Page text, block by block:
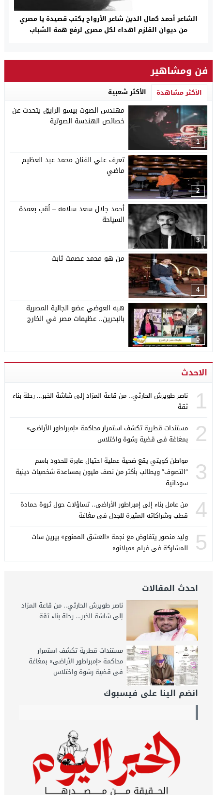
الشاعر أحمد كمال الدين شاعر الأرواح يكتب قصيدة يا مصري
من ديوان القلزم اهداء لكل مصرى لرفع همة الشباب
فن ومشاهير
الأكثر مشاهدة الأكثر شعبية
1
مهندس الصوت بيسو الرايق يتحدث عن
خصائص الهندسة الصوتية
2
تعرف علي الفنان محمد عبد العظيم
ماضي
3
أحمد جلال سعد سلامه – لُقب بعمدة
السياحة
4
من هو محمد عصمت ثابت
5
هبه العوضي عضو الجالية المصرية
بالبحرين.. عظيمات مصر في الخارج
الاحدث
1
ناصر طويرش الحارثي.. من قاعة المزاد إلى شاشة الخبر… رحلة بناء
ثقة
2
مستندات قطرية تكشف استمرار محاكمة «إمبراطور الأراضى»
بمغاغة فى قضية رشوة واختلاس
3
مواطن كويتي يقع ضحية عملية احتيال عابرة للحدود باسم
“التصوف” ويطالب بأكثر من نصف مليون بمساعدة شخصيات دينية
سودانية
4
من عامل بناء إلى إمبراطور الأراضى.. تساؤلات حول ثروة حمادة
قطب وشراكاته المثيرة للجدل فى مغاغة
5
وليد منصور يتفاوض مع نجمة «العشق الممنوع» بيرين سات
للمشاركة فى فيلم «ميلانو»
احدث المقالات
ناصر طويرش الحارثي.. من قاعة المزاد
إلى شاشة الخبر… رحلة بناء ثقة
مستندات قطرية تكشف استمرار
محاكمة «إمبراطور الأراضى» بمغاغة
فى قضية رشوة واختلاس
انضم الينا على فيسبوك